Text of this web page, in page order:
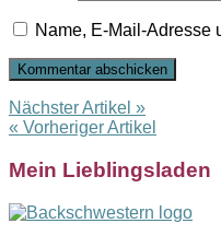
Name, E-Mail-Adresse
Nächster Artikel »
« Vorheriger Artikel
Mein Lieblingsladen